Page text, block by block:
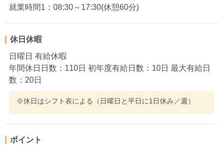
就業時間1：08:30～17:30(休憩60分)
休日休暇
日曜日 有給休暇
年間休日日数：110日 初年度有給日数：10日 最大有給日
数：20日
※休日はシフト表による（日曜日と平日に1日休み／週）
ポイント